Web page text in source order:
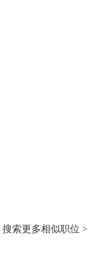
搜索更多相似职位 >